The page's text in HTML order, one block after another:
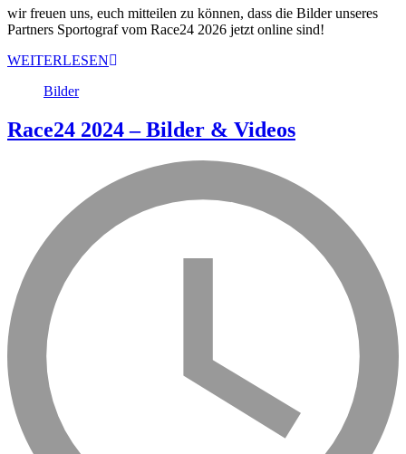
wir freuen uns, euch mitteilen zu können, dass die Bilder unseres
Partners Sportograf vom Race24 2026 jetzt online sind!
WEITERLESEN
Bilder
Race24 2024 – Bilder & Videos